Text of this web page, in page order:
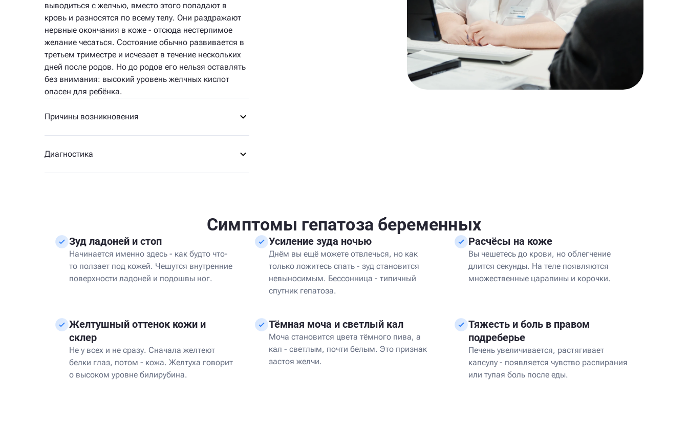
выводиться с желчью, вместо этого попадают в
кровь и разносятся по всему телу. Они раздражают
нервные окончания в коже - отсюда нестерпимое
желание чесаться. Состояние обычно развивается в
третьем триместре и исчезает в течение нескольких
дней после родов. Но до родов его нельзя оставлять
без внимания: высокий уровень желчных кислот
опасен для ребёнка.
Причины возникновения
Диагностика
Симптомы гепатоза беременных
Зуд ладоней и стоп
Начинается именно здесь - как будто что-
то ползает под кожей. Чешутся внутренние
поверхности ладоней и подошвы ног.
Усиление зуда ночью
Днём вы ещё можете отвлечься, но как
только ложитесь спать - зуд становится
невыносимым. Бессонница - типичный
спутник гепатоза.
Расчёсы на коже
Вы чешетесь до крови, но облегчение
длится секунды. На теле появляются
множественные царапины и корочки.
Желтушный оттенок кожи и
склер
Не у всех и не сразу. Сначала желтеют
белки глаз, потом - кожа. Желтуха говорит
о высоком уровне билирубина.
Тёмная моча и светлый кал
Моча становится цвета тёмного пива, а
кал - светлым, почти белым. Это признак
застоя желчи.
Тяжесть и боль в правом
подреберье
Печень увеличивается, растягивает
капсулу - появляется чувство распирания
или тупая боль после еды.